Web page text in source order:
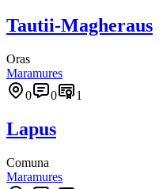
Tautii-Magheraus
Oras
Maramures
0
0 1
Lapus
Comuna
Maramures